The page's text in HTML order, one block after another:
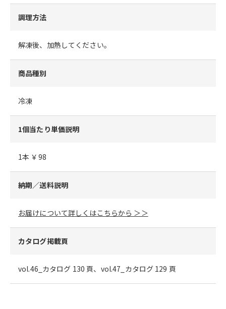
調理方法
解凍後、加熱してください。
商品種別
冷凍
1個当たり単価説明
1本 ￥98
納期／送料説明
お届けについて詳しくはこちらから ＞＞
カタログ掲載頁
vol.46_カタログ 130 頁、vol.47_カタログ 129 頁